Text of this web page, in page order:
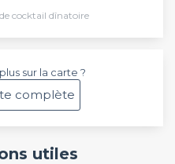
cocktail dînatoire
sur la carte ?
complète
utiles